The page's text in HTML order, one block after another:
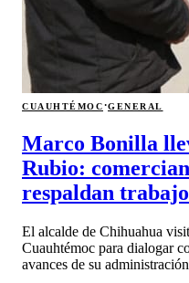
CUAUHTÉMOC·GENERAL
Marco Bonilla
Rubio:
respaldan
El alcalde de Chihuahua
Cuauhtémoc para dialogar
avances de su